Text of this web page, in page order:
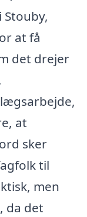
at få
det drejer
at
sker
til
men
da det